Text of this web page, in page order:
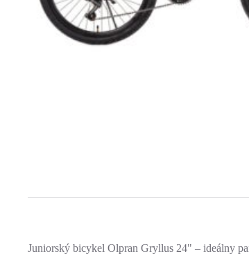
Juniorský bicykel Olpran Gryllus 24" – ideálny